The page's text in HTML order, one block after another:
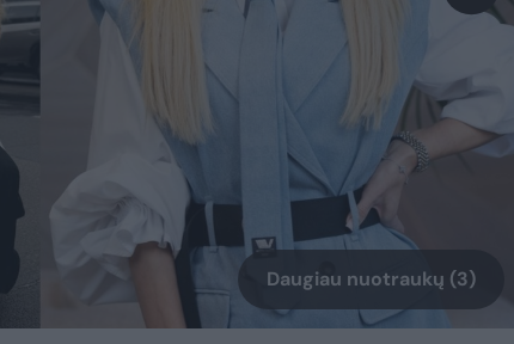
Daugiau nuotraukų (3)